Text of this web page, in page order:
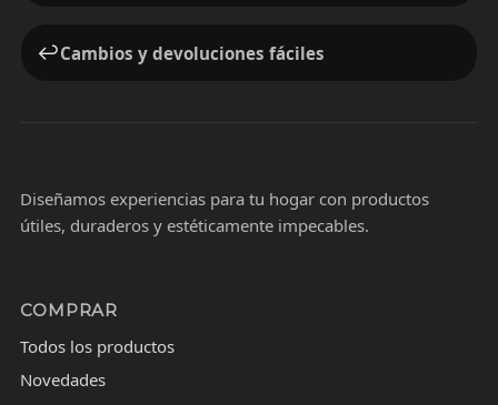
↩️Cambios y devoluciones fáciles
Diseñamos experiencias para tu hogar con productos
útiles, duraderos y estéticamente impecables.
COMPRAR
Todos los productos
Novedades